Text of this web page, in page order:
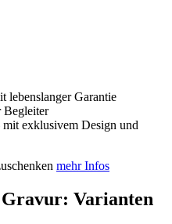
lebenslanger Garantie
Begleiter
exklusivem Design und
mehr Infos
Varianten